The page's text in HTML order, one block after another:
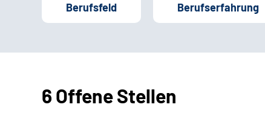
Berufsfeld Berufserfahrung
6 Offene Stellen